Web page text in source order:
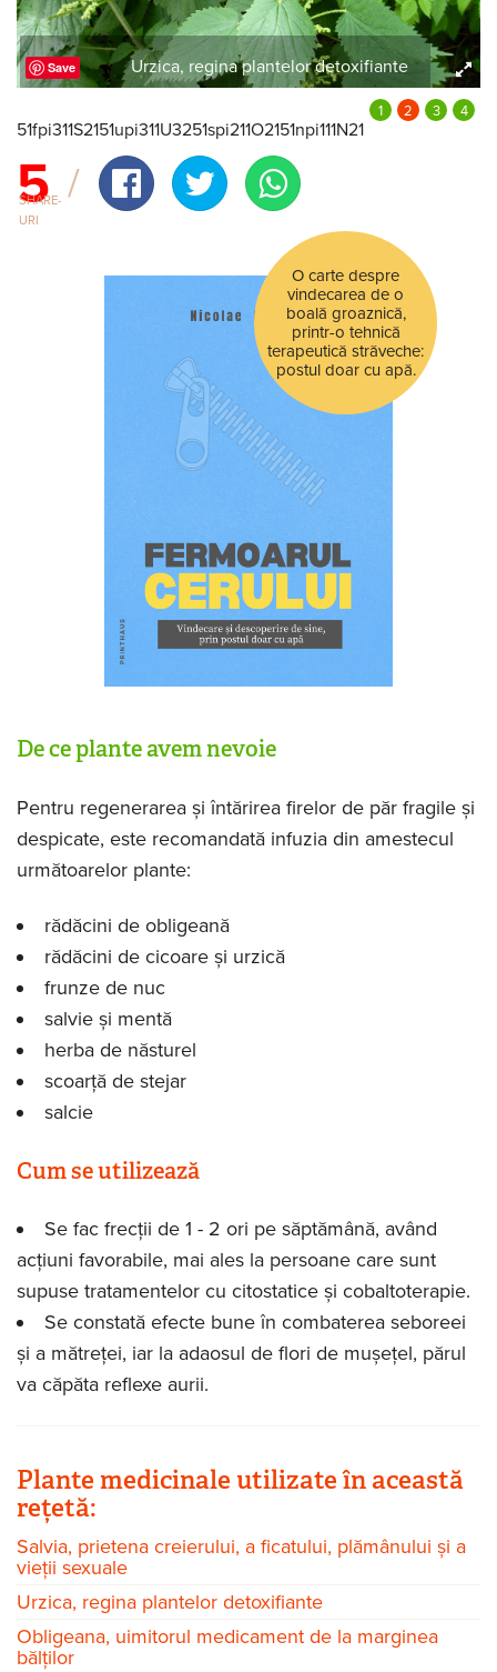
Save Urzica, regina plantelor detoxifiante
51fpi311S2151upi311U3251spi211O2151npi111N21
5
SHARE-
URI
O carte despre
vindecarea de o
boală groaznică,
printr-o tehnică
terapeutică străveche:
postul doar cu apă.
De ce plante avem nevoie
Pentru regenerarea și întărirea firelor de păr fragile și
despicate, este recomandată infuzia din amestecul
următoarelor plante:
rădăcini de obligeană
rădăcini de cicoare și urzică
frunze de nuc
salvie și mentă
herba de năsturel
scoarță de stejar
salcie
Cum se utilizează
Se fac frecții de 1 - 2 ori pe săptămână, având
acțiuni favorabile, mai ales la persoane care sunt
supuse tratamentelor cu citostatice și cobaltoterapie.
Se constată efecte bune în combaterea seboreei
și a mătreței, iar la adaosul de flori de mușețel, părul
va căpăta reflexe aurii.
Plante medicinale utilizate în această
rețetă:
Salvia, prietena creierului, a ficatului, plămânului și a
vieții sexuale
Urzica, regina plantelor detoxifiante
Obligeana, uimitorul medicament de la marginea
bălților